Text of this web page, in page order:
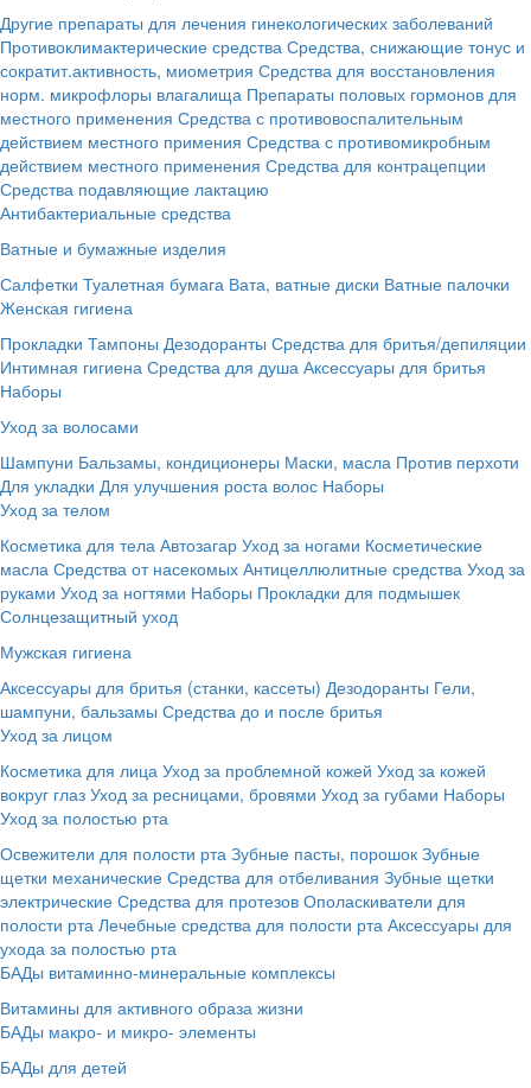
Другие препараты для лечения гинекологических заболеваний
Противоклимактерические средства Средства, снижающие тонус и
сократит.активность, миометрия Средства для восстановления
норм. микрофлоры влагалища Препараты половых гормонов для
местного применения Средства с противовоспалительным
действием местного примения Средства с противомикробным
действием местного применения Средства для контрацепции
Средства подавляющие лактацию
Антибактериальные средства
Ватные и бумажные изделия
Салфетки Туалетная бумага Вата, ватные диски Ватные палочки
Женская гигиена
Прокладки Тампоны Дезодоранты Средства для бритья/депиляции
Интимная гигиена Средства для душа Аксессуары для бритья
Наборы
Уход за волосами
Шампуни Бальзамы, кондиционеры Маски, масла Против перхоти
Для укладки Для улучшения роста волос Наборы
Уход за телом
Косметика для тела Автозагар Уход за ногами Косметические
масла Средства от насекомых Антицеллюлитные средства Уход за
руками Уход за ногтями Наборы Прокладки для подмышек
Солнцезащитный уход
Мужская гигиена
Аксессуары для бритья (станки, кассеты) Дезодоранты Гели,
шампуни, бальзамы Средства до и после бритья
Уход за лицом
Косметика для лица Уход за проблемной кожей Уход за кожей
вокруг глаз Уход за ресницами, бровями Уход за губами Наборы
Уход за полостью рта
Освежители для полости рта Зубные пасты, порошок Зубные
щетки механические Средства для отбеливания Зубные щетки
электрические Средства для протезов Ополаскиватели для
полости рта Лечебные средства для полости рта Аксессуары для
ухода за полостью рта
БАДы витаминно-минеральные комплексы
Витамины для активного образа жизни
БАДы макро- и микро- элементы
БАДы для детей